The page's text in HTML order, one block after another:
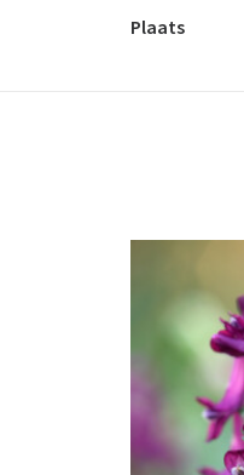
Plaats